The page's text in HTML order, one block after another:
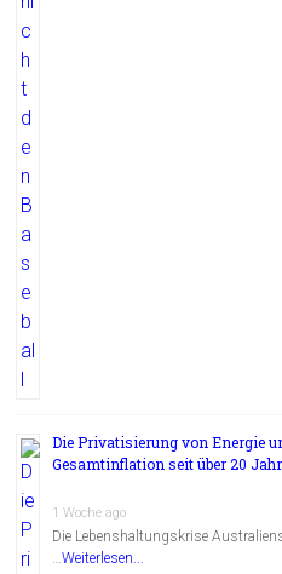
Die Privatisierung von Energie
Gesamtinflation seit über 20
1 Woche ago
Die Lebenshaltungskrise
…Weiterlesen...